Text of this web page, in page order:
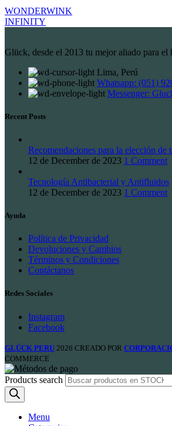
WONDERWINK
INFINITY
Glück, desde el 2013 tu mejor aliado para el
Lima, Perú
Whatsapp: (051)
Messenger:
Recent Posts
Recomendaciones para la elección de
12 de December de 2023 1 Comment
Tecnología Antibacterial y Antifluidos
12 de December de 2023 1 Comment
Ayuda
Política de Privacidad
Devoluciones y Cambios
Términos y Condiciones
Contáctanos
Redes Sociales
Instagram
Facebook
GLÜCK PERU 2026 CREADO POR
COMMERCE
Products search
Menu